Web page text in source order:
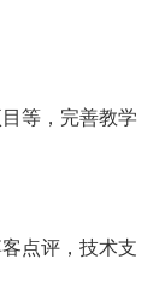
等，完善教学
点评，技术支